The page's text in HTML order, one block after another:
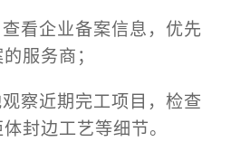
查看企业备案信息，优先
服务商；
观察近期完工项目，检查
封边工艺等细节。